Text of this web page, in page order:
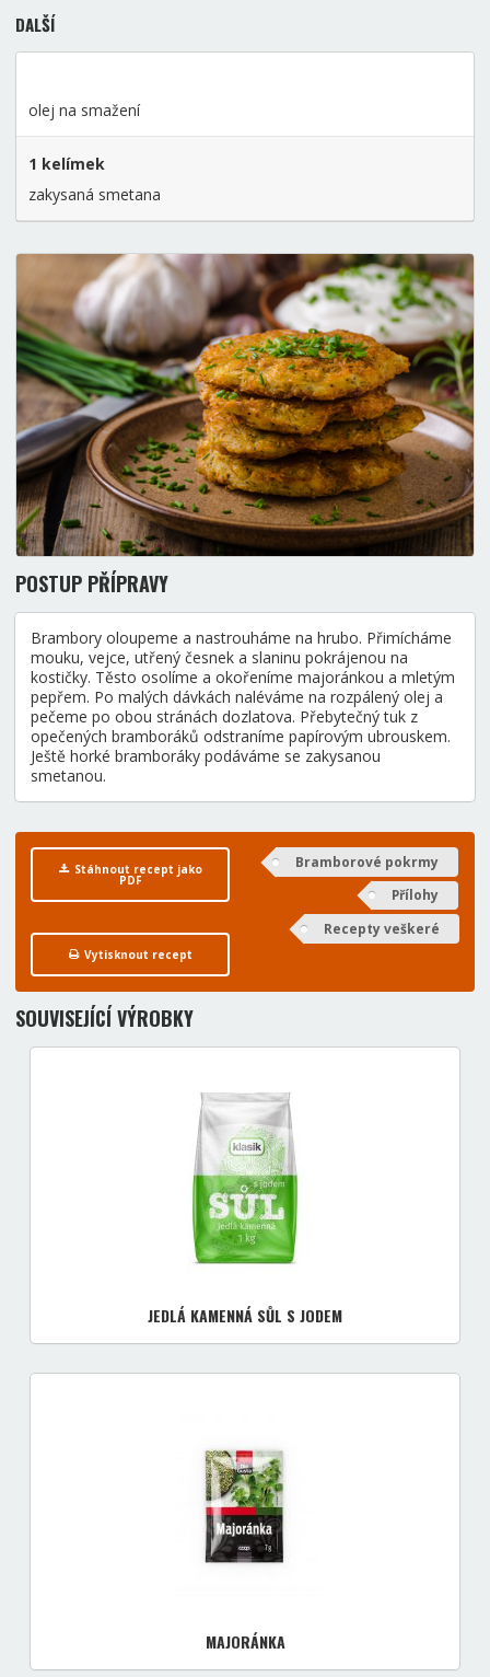
DALŠÍ
olej na smažení
1 kelímek
zakysaná smetana
POSTUP PŘÍPRAVY
Brambory oloupeme a nastrouháme na hrubo. Přimícháme
mouku, vejce, utřený česnek a slaninu pokrájenou na
kostičky. Těsto osolíme a okořeníme majoránkou a mletým
pepřem. Po malých dávkách naléváme na rozpálený olej a
pečeme po obou stránách dozlatova. Přebytečný tuk z
opečených bramboráků odstraníme papírovým ubrouskem.
Ještě horké bramboráky podáváme se zakysanou
smetanou.
Stáhnout recept jako
PDF
Vytisknout recept
Bramborové pokrmy
Přílohy
Recepty veškeré
SOUVISEJÍCÍ VÝROBKY
JEDLÁ KAMENNÁ SŮL S JODEM
MAJORÁNKA